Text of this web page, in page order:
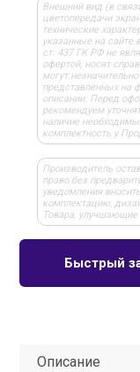
Внешний вид (в
цветопередачи
технические
указанные на сайте
ст. 437 ГК РФ не
офертой, носят
могут
представленных на
описании. Перед
рекомендуем
наличие
комплектность у
Производитель
право без
уведомления
комплектацию,
Товара, улучшающие
Быстрый
Описание